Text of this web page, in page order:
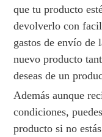
que tu producto
devolverlo con
gastos de envío de
nuevo producto
deseas de un
Además aunque
condiciones,
producto si no